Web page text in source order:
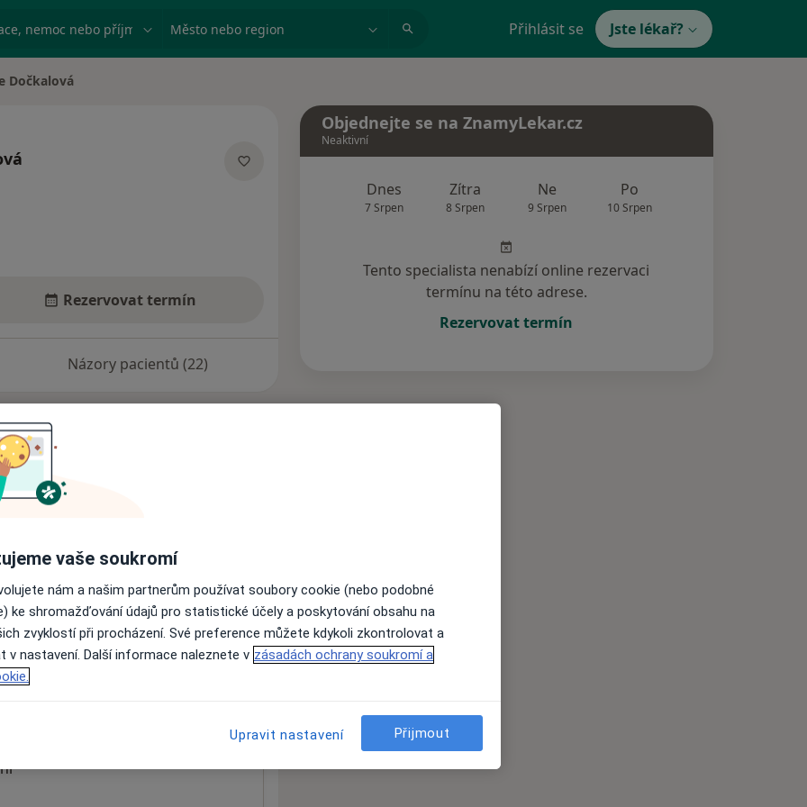
nemoc nebo příjmení Město nebo region Přihlásit se Jste lékař?
Dočkalová
Rezervovat termín
Názory pacientů (22)
nejsou k dispozici
informace o svých službách.
Objednejte se na ZnamyLekar.cz
Neaktivní
Dnes
7 Srpen
Zítra
8 Srpen
Ne
9 Srpen
Po
10 Srpen
Tento specialista nenabízí online rezervaci
termínu na této adrese.
Rezervovat termín
vaše soukromí
nám a našim partnerům používat soubory cookie (nebo podobné
ke shromažďování údajů pro statistické účely a poskytování obsahu na
zvyklostí při procházení. Své preference můžete kdykoli zkontrolovat a
v nastavení. Další informace naleznete v zásadách ochrany soukromí a
Upravit nastavení Přijmout